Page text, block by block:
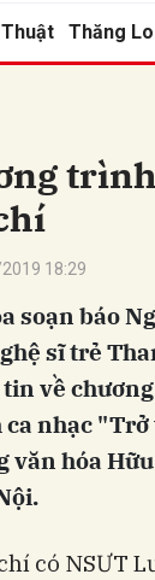
Thăng
18:29
soạn báo
sĩ trẻ
về
nhạc
văn hóa
có NSƯT